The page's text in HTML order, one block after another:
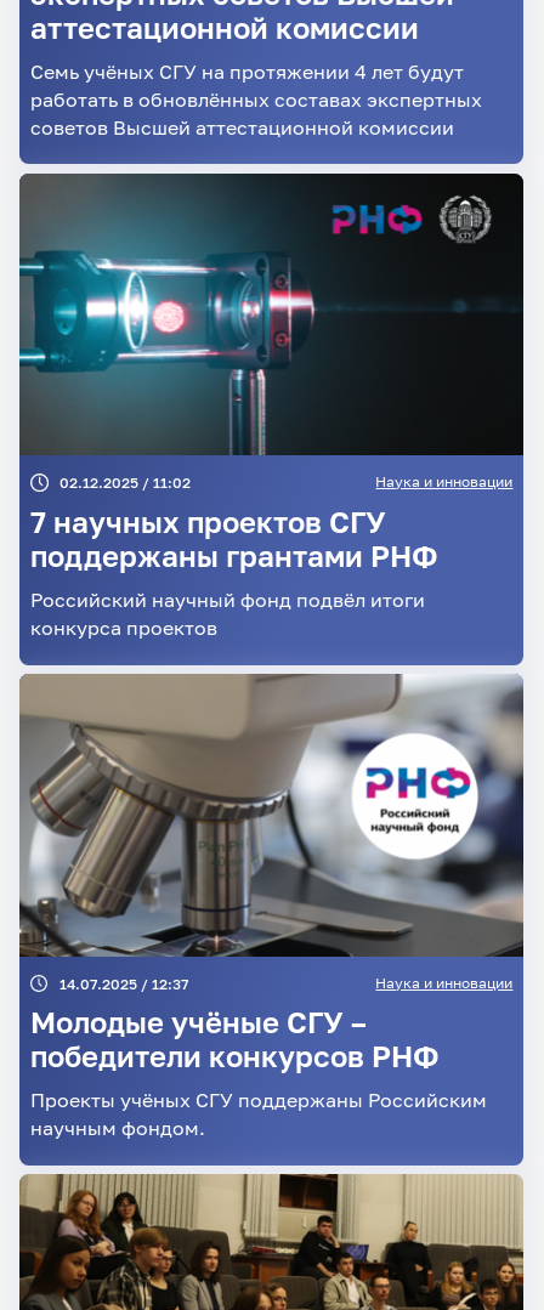
аттестационной комиссии
Семь учёных СГУ на протяжении 4 лет будут
работать в обновлённых составах экспертных
советов Высшей аттестационной комиссии
02.12.2025 / 11:02 Наука и инновации
7 научных проектов СГУ
поддержаны грантами РНФ
Российский научный фонд подвёл итоги
конкурса проектов
14.07.2025 / 12:37 Наука и инновации
Молодые учёные СГУ –
победители конкурсов РНФ
Проекты учёных СГУ поддержаны Российским
научным фондом.